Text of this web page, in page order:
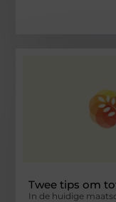
Twee tips om
In de huidige